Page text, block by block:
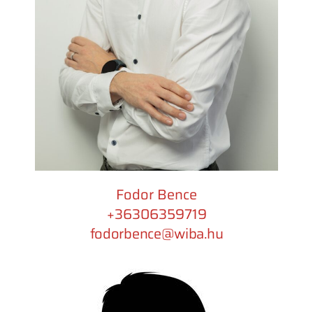
Fodor Bence
+36306359719
fodorbence@wiba.hu